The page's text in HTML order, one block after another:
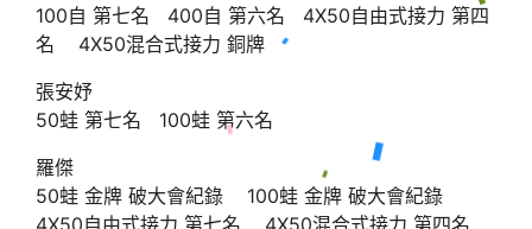
100自 第七名 400自 第六名 4X50自由式接力 第四
名 4X50混合式接力 銅牌
張安妤
50蛙 第七名 100蛙 第六名
羅傑
50蛙 金牌 破大會紀錄 100蛙 金牌 破大會紀錄
4X50自由式接力 第七名 4X50混合式接力 第四名